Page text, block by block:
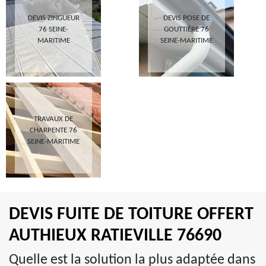
DEVIS ZINGUEUR
76 SEINE-
MARITIME
DEVIS POSE DE
GOUTTIÈRE 76
SEINE-MARITIME
TRAVAUX DE
CHARPENTE 76
SEINE-MARITIME
DEVIS FUITE DE TOITURE OFFERT
AUTHIEUX RATIEVILLE 76690
Quelle est la solution la plus adaptée dans